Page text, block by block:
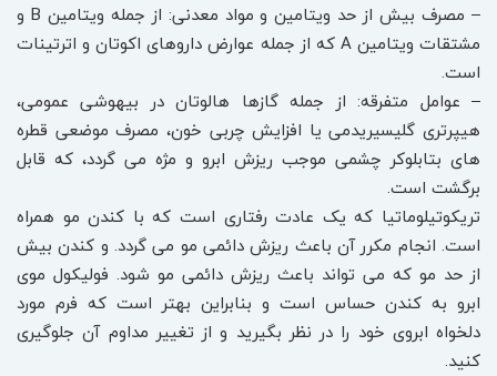
– مصرف بیش از حد ویتامین و مواد معدنی: از جمله ویتامین B و
مشتقات ویتامین A که از جمله عوارض داروهای اکوتان و اترتینات
است.
– عوامل متفرقه: از جمله گازها هالوتان در بیهوشی عمومی،
هیپرتری گلیسیریدمی یا افزایش چربی خون، مصرف موضعی قطره
های بتابلوکر چشمی موجب ریزش ابرو و مژه می گردد، که قابل
برگشت است.
تریکوتیلوماتیا که یک عادت رفتاری است که با کندن مو همراه
است. انجام مکرر آن باعث ریزش دائمی مو می گردد. و کندن بیش
از حد مو که می تواند باعث ریزش دائمی مو شود. فولیکول موی
ابرو به کندن حساس است و بنابراین بهتر است که فرم مورد
دلخواه ابروی خود را در نظر بگیرید و از تغییر مداوم آن جلوگیری
کنید.